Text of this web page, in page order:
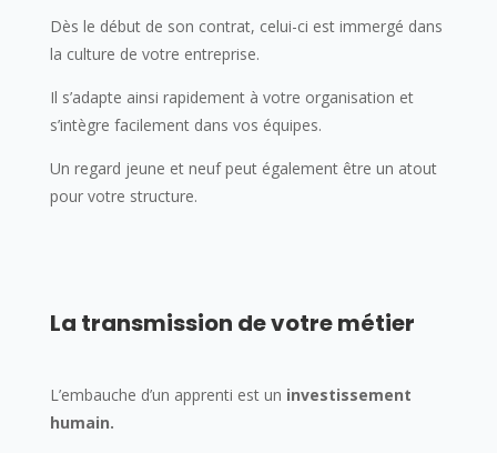
Dès le début de son contrat, celui-ci est immergé dans
la culture de votre entreprise.
Il s’adapte ainsi rapidement à votre organisation et
s’intègre facilement dans vos équipes.
Un regard jeune et neuf peut également être un atout
pour votre structure.
La transmission de votre métier
L’embauche d’un apprenti est un investissement
humain.